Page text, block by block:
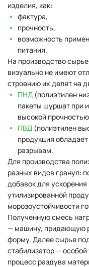
изделия, как:
фактура,
прочность,
возможность
питания.
На производство
визуально не имеют
строению их делят на
ПНД (полиэтилен
пакеты шуршат при
высокой
ПВД (полиэтилен
продукция
разрывам.
Для производства
разных видов гранул:
добавок для
утилизированной
морозоустойчивости
Полученную смесь
— машину, придающую
форму. Далее сырье
стабилизатор —
процесс раздува